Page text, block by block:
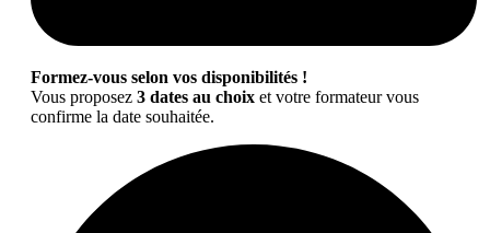
Formez-vous selon vos disponibilités !
Vous proposez 3 dates au choix et votre formateur vous
confirme la date souhaitée.